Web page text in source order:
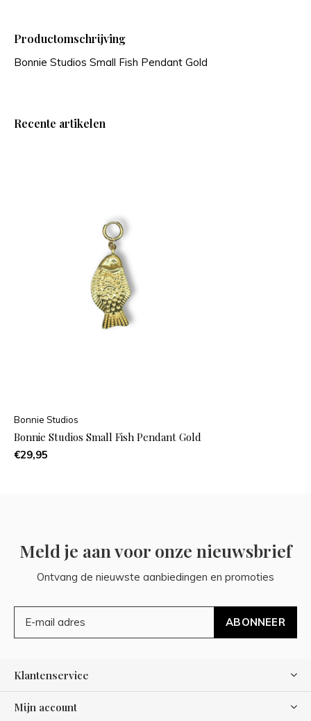
Productomschrijving
Bonnie Studios Small Fish Pendant Gold
Recente artikelen
Bonnie Studios
Bonnie Studios Small Fish Pendant Gold
€29,95
Meld je aan voor onze nieuwsbrief
Ontvang de nieuwste aanbiedingen en promoties
ABONNEER
Klantenservice
Mijn account